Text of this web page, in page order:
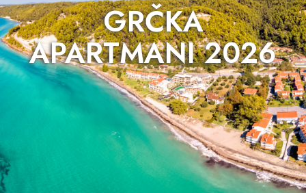
GRČKA
APARTMANI 2026